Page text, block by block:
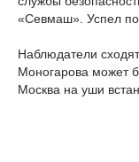
«Севмаш». Успел
Наблюдатели
Моногарова может
Москва на уши